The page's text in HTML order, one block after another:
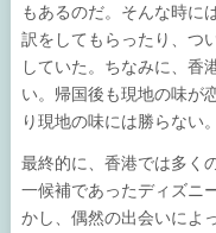
もあるのだ。そんな時に
訳をしてもらったり、つ
していた。ちなみに、香
い。帰国後も現地の味が
り現地の味には勝らない。
最終的に、香港では多く
一候補であったディズニ
かし、偶然の出会いによ